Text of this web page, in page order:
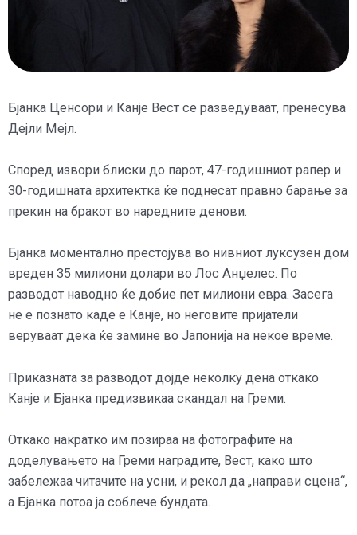
Бјанка Ценсори и Канје Вест се разведуваат, пренесува
Дејли Мејл.
Според извори блиски до парот, 47-годишниот рапер и
30-годишната архитектка ќе поднесат правно барање за
прекин на бракот во наредните денови.
Бјанка моментално престојува во нивниот луксузен дом
вреден 35 милиони долари во Лос Анџелес. По
разводот наводно ќе добие пет милиони евра. Засега
не е познато каде е Канје, но неговите пријатели
веруваат дека ќе замине во Јапонија на некое време.
Приказната за разводот дојде неколку дена откако
Канје и Бјанка предизвикаа скандал на Греми.
Откако накратко им позираа на фотографите на
доделувањето на Греми наградите, Вест, како што
забележаа читачите на усни, и рекол да „направи сцена“,
а Бјанка потоа ја соблече бундата.